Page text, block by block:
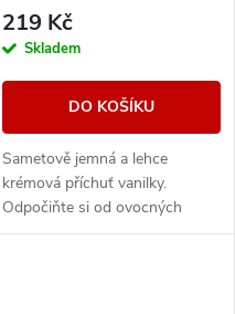
219 Kč
Skladem
DO KOŠÍKU
Sametově jemná a lehce
krémová příchuť vanilky.
Odpočiňte si od ovocných
náplní a nechte se zlákat